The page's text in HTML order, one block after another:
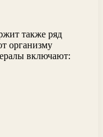
также ряд
организму
включают: